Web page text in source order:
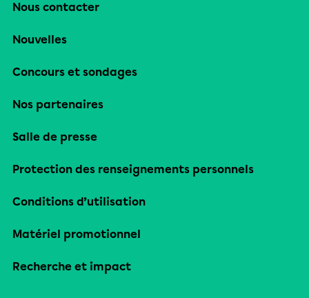
Nous contacter
Nouvelles
Concours et sondages
Nos partenaires
Salle de presse
Protection des renseignements personnels
Conditions d’utilisation
Matériel promotionnel
Recherche et impact